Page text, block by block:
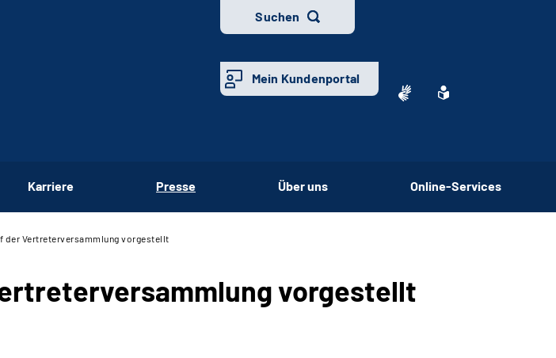
Suchen
Mein Kundenportal
Karriere Presse Über uns Online-Services
der Vertreterversammlung vorgestellt
vorgestellt